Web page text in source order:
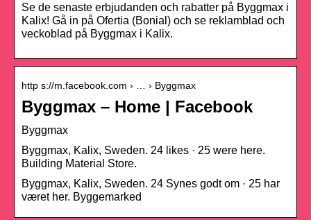
Se de senaste erbjudanden och rabatter på Byggmax i
Kalix! Gå in på Ofertia (Bonial) och se reklamblad och
veckoblad på Byggmax i Kalix.
http s://m.facebook.com › … › Byggmax
Byggmax – Home | Facebook
Byggmax
Byggmax, Kalix, Sweden. 24 likes · 25 were here.
Building Material Store.
Byggmax, Kalix, Sweden. 24 Synes godt om · 25 har
været her. Byggemarked